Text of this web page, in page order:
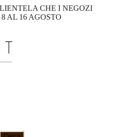
CHE I NEGOZI
AL 16 AGOSTO